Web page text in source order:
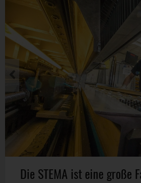
Die STEMA ist eine große